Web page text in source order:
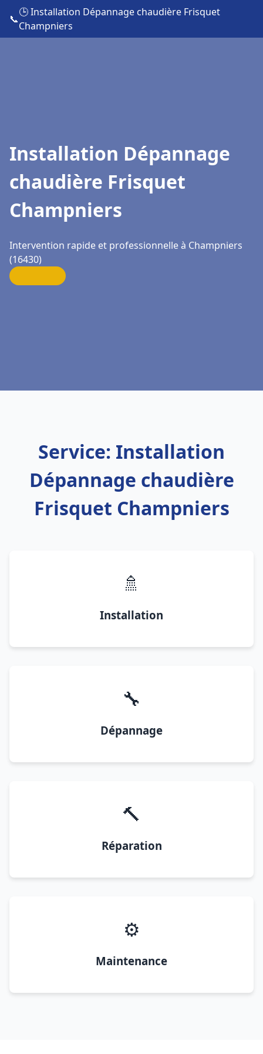
📞
🕒 Installation Dépannage chaudière Frisquet
Champniers
Installation Dépannage
chaudière Frisquet
Champniers
Intervention rapide et professionnelle à Champniers
(16430)
Service: Installation
Dépannage chaudière
Frisquet Champniers
🚿
Installation
🔧
Dépannage
🔨
Réparation
⚙️
Maintenance